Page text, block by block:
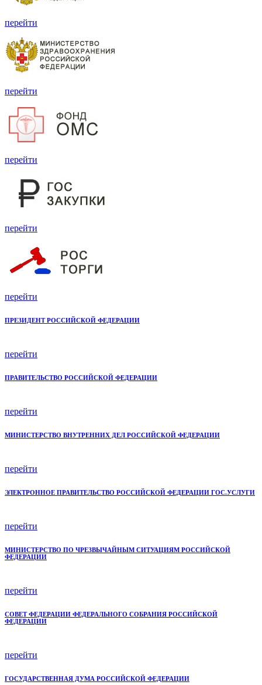
перейти
перейти
перейти
перейти
перейти
ПРЕЗИДЕНТ РОССИЙСКОЙ ФЕДЕРАЦИИ
перейти
ПРАВИТЕЛЬСТВО РОССИЙСКОЙ ФЕДЕРАЦИИ
перейти
МИНИСТЕРСТВО ВНУТРЕННИХ ДЕЛ РОССИЙСКОЙ ФЕДЕРАЦИИ
перейти
ЭЛЕКТРОННОЕ ПРАВИТЕЛЬСТВО РОССИЙСКОЙ ФЕДЕРАЦИИ ГОС.УСЛУГИ
перейти
МИНИСТЕРСТВО ПО ЧРЕЗВЫЧАЙНЫМ СИТУАЦИЯМ РОССИЙСКОЙ
ФЕДЕРАЦИИ
перейти
СОВЕТ ФЕДЕРАЦИИ ФЕДЕРАЛЬНОГО СОБРАНИЯ РОССИЙСКОЙ
ФЕДЕРАЦИИ
перейти
ГОСУДАРСТВЕННАЯ ДУМА РОССИЙСКОЙ ФЕДЕРАЦИИ